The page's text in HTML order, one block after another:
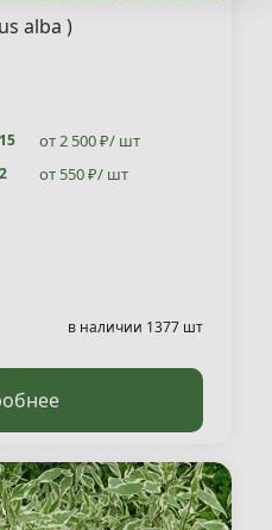
alba )
от 2 500 ₽/ шт
от 550 ₽/ шт
в наличии 1377 шт